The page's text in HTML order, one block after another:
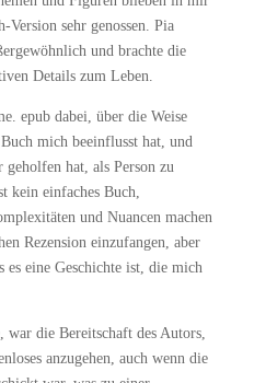
sehr genossen. Pia
und brachte die
Details zum Leben.
epub dabei, über die Weise
mich beeinflusst hat, und
hat, als Person zu
kein einfaches Buch,
und Nuancen machen
Rezension einzufangen, aber
es eine Geschichte ist, die mich
war die Bereitschaft des Autors,
anzugehen, auch wenn die